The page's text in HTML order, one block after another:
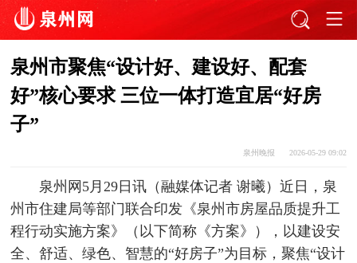
泉州市聚焦“设计好、建设好、配套
好”核心要求 三位一体打造宜居“好房
子”
泉州晚报 2026-05-29 09:02
泉州网5月29日讯（融媒体记者 谢曦）近日，泉
州市住建局等部门联合印发《泉州市房屋品质提升工
程行动实施方案》（以下简称《方案》），以建设安
全、舒适、绿色、智慧的“好房子”为目标，聚焦“设计